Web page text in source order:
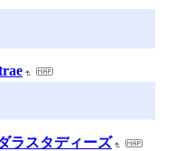
ラスタディーズ